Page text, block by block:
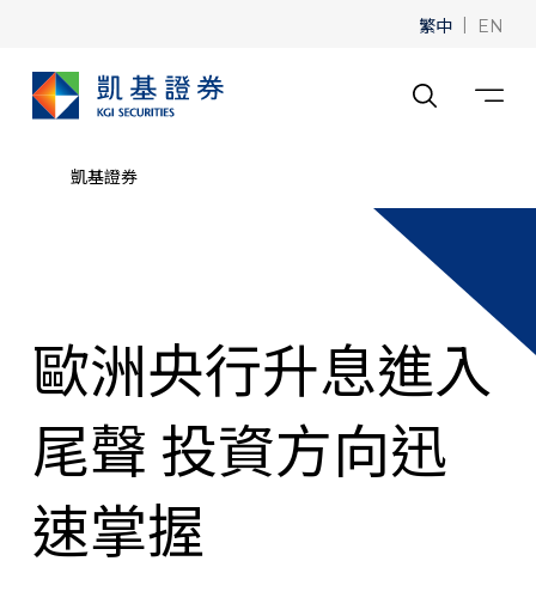
繁中 | EN
凱基證券
歐洲央行升息進入
尾聲 投資方向迅
速掌握